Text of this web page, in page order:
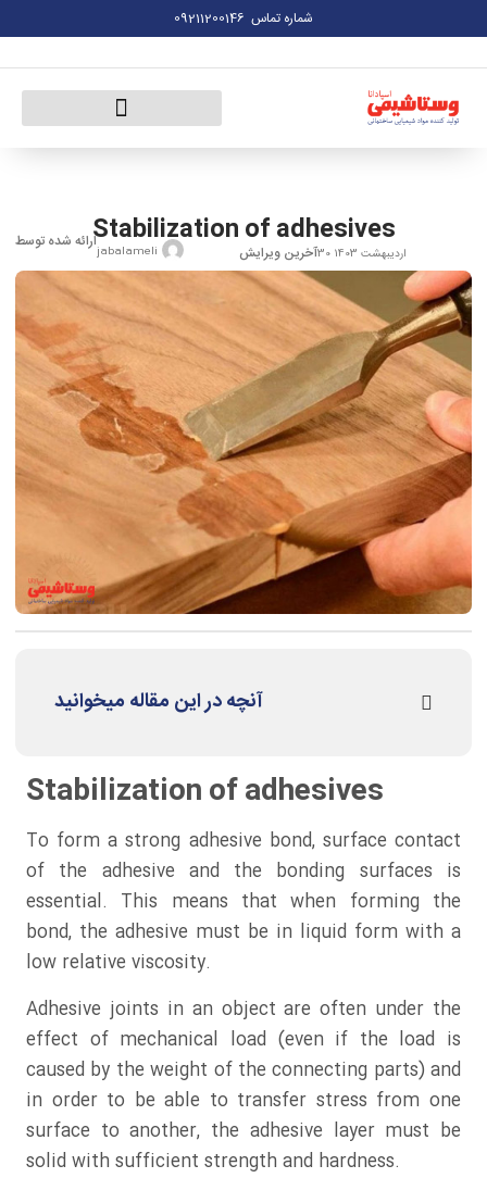
شماره تماس 09211200146
Stabilization of adhesives
آخرین ویرایش 30 اردیبهشت 1403
ارائه شده توسطjabalameli
آنچه در این مقاله میخوانید
Stabilization of adhesives
To form a strong adhesive bond, surface contact
of the adhesive and the bonding surfaces is
essential. This means that when forming the
bond, the adhesive must be in liquid form with a
low relative viscosity.
Adhesive joints in an object are often under the
effect of mechanical load (even if the load is
caused by the weight of the connecting parts) and
in order to be able to transfer stress from one
surface to another, the adhesive layer must be
solid with sufficient strength and hardness.